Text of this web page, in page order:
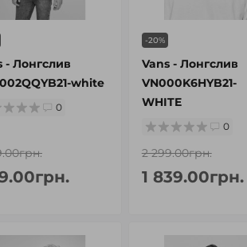
- Лонгслив
white
0
-20%
Vans - Лонгслив
VN000K6HYB21-
WHITE
0
2 299.00грн.
1 839.00грн.